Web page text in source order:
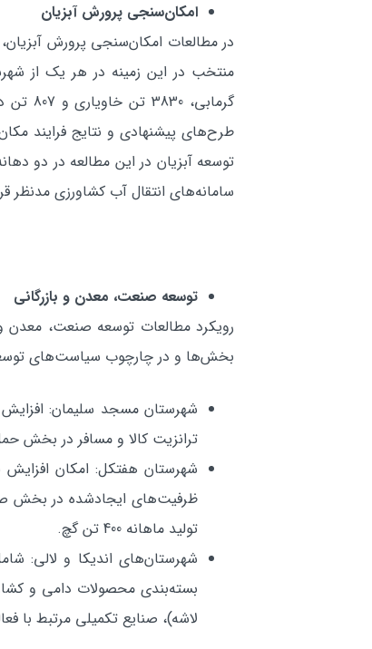
امكان‌سنجي پرورش آبزيان
طرح‌هاي پيشنهادي و نتايج فرايند
سامانه‌هاي انتقال آب كشاورزي مدنظر قرار گرفت كه منجر به توسعه 86
توسعه صنعت، معدن و بازرگاني
رويكرد مطالعات توسعه صنعت، معدن و
بخش‌ها و در چارچوب سياست‌هاي
شهرستان مسجد سليمان: افزايش
ترانزيت كالا و مسافر در بخش
توليد ماهانه 400 تن گچ.
شهرستان‌هاي انديكا و لالي:
بسته‌بندي محصولات دامي و
لاشه)، صنايع تكميلي مرتبط